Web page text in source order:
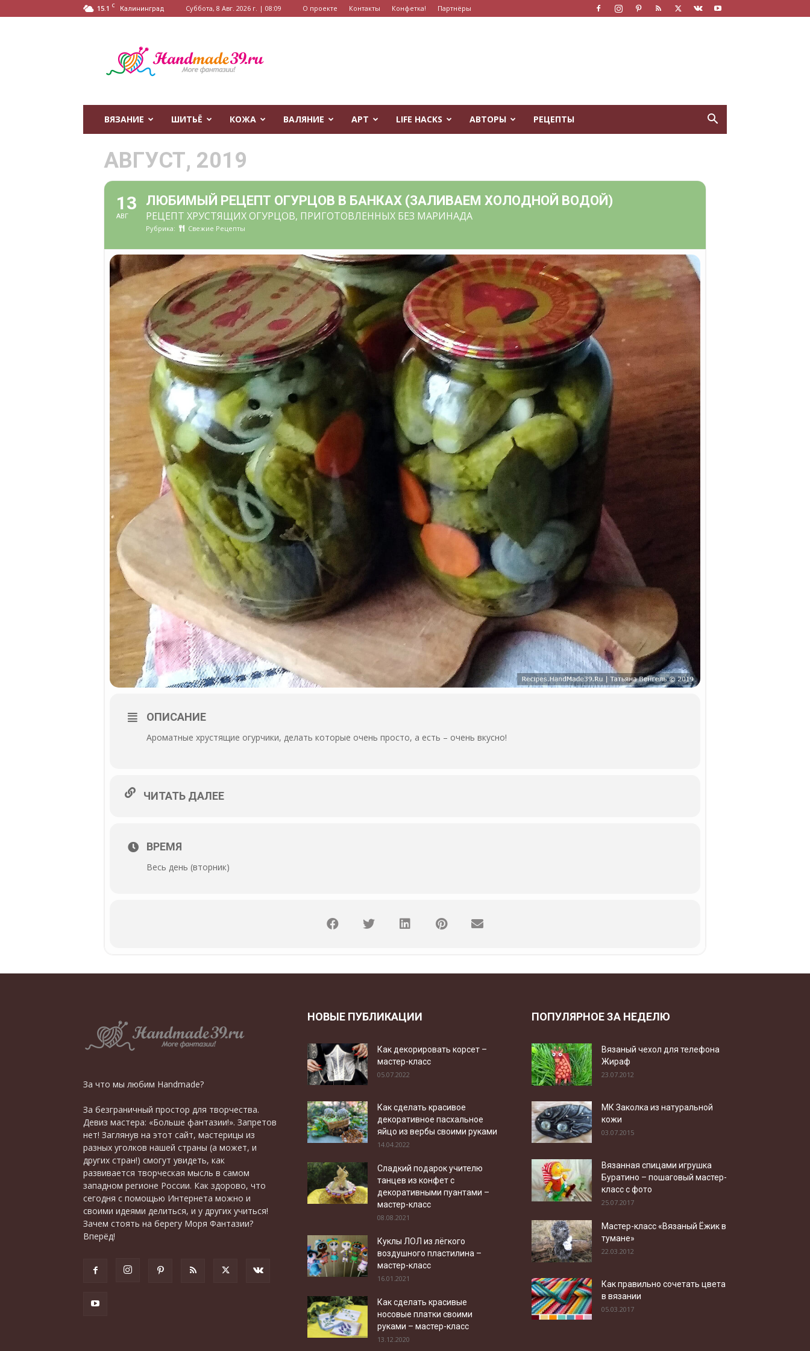
15.1 C Калининград Суббота, 8 Авг. 2026 г. | 08:09 О проекте Контакты Конфетка! Партнёры
ВЯЗАНИЕ ШИТЬЁ КОЖА ВАЛЯНИЕ АРТ LIFE HACKS АВТОРЫ РЕЦЕПТЫ
АВГУСТ, 2019
13
АВГ
ЛЮБИМЫЙ РЕЦЕПТ ОГУРЦОВ В БАНКАХ (ЗАЛИВАЕМ ХОЛОДНОЙ ВОДОЙ)
РЕЦЕПТ ХРУСТЯЩИХ ОГУРЦОВ, ПРИГОТОВЛЕННЫХ БЕЗ МАРИНАДА
Рубрика: Свежие Рецепты
ОПИСАНИЕ
Ароматные хрустящие огурчики, делать которые очень просто, а есть – очень вкусно!
ЧИТАТЬ ДАЛЕЕ
ВРЕМЯ
Весь день (вторник)
За что мы любим Handmade?
За безграничный простор для творчества.
Девиз мастера: «Больше фантазии!». Запретов
нет! Заглянув на этот сайт, мастерицы из
разных уголков нашей страны (а может, и
других стран!) смогут увидеть, как
развивается творческая мысль в самом
западном регионе России. Как здорово, что
сегодня с помощью Интернета можно и
своими идеями делиться, и у других учиться!
Зачем стоять на берегу Моря Фантазии?
Вперёд!
НОВЫЕ ПУБЛИКАЦИИ
Как декорировать корсет –
мастер-класс
05.07.2022
Как сделать красивое
декоративное пасхальное
яйцо из вербы своими руками
14.04.2022
Сладкий подарок учителю
танцев из конфет с
декоративными пуантами –
мастер-класс
08.08.2021
Куклы ЛОЛ из лёгкого
воздушного пластилина –
мастер-класс
16.01.2021
Как сделать красивые
носовые платки своими
руками – мастер-класс
13.12.2020
ПОПУЛЯРНОЕ ЗА НЕДЕЛЮ
Вязаный чехол для телефона
Жираф
23.07.2012
МК Заколка из натуральной
кожи
03.07.2015
Вязанная спицами игрушка
Буратино – пошаговый мастер-
класс с фото
25.07.2017
Мастер-класс «Вязаный Ёжик в
тумане»
22.03.2012
Как правильно сочетать цвета
в вязании
05.03.2017